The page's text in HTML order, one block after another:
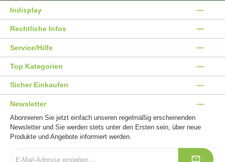
Indisplay
Rechtliche Infos
Service/Hilfe
Top Kategorien
Sicher Einkaufen
Newsletter
Abonnieren Sie jetzt einfach unseren regelmäßig erscheinenden
Newsletter und Sie werden stets unter den Ersten sein, über neue
Produkte und Angebote informiert werden.
Mail-